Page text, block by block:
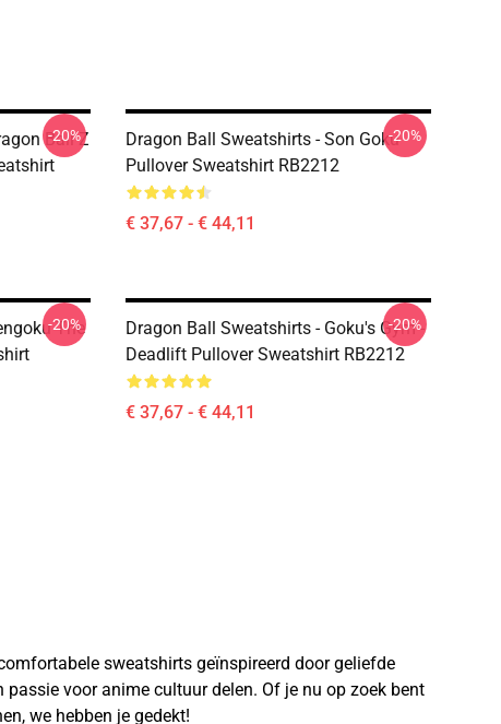
Ball Z
-20%
Dragon Ball Sweatshirts - Son Goku
Pullover Sweatshirt RB2212
€ 37,67 - € 44,11
-20%
The
-20%
Dragon Ball Sweatshirts - Goku's Gym -
Deadlift Pullover Sweatshirt RB2212
€ 37,67 - € 44,11
-20%
sweatshirts geïnspireerd door geliefde
voor anime cultuur delen. Of je nu op zoek bent
we hebben je gedekt!